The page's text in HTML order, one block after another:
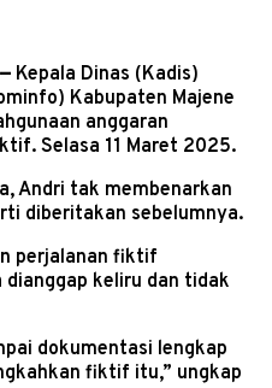
Kepala Dinas (Kadis)
Kabupaten Majene
anggaran
Selasa 11 Maret 2025.
Andri tak membenarkan
diberitakan sebelumnya.
perjalanan fiktif
keliru dan tidak
dokumentasi lengkap
fiktif itu,” ungkap